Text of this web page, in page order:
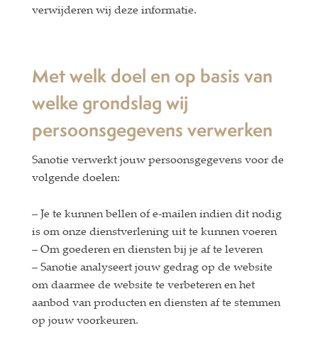
verwijderen wij deze informatie.
Met welk doel en op basis van
welke grondslag wij
persoonsgegevens verwerken
Sanotie verwerkt jouw persoonsgegevens voor de
volgende doelen:
– Je te kunnen bellen of e-mailen indien dit nodig
is om onze dienstverlening uit te kunnen voeren
– Om goederen en diensten bij je af te leveren
– Sanotie analyseert jouw gedrag op de website
om daarmee de website te verbeteren en het
aanbod van producten en diensten af te stemmen
op jouw voorkeuren.